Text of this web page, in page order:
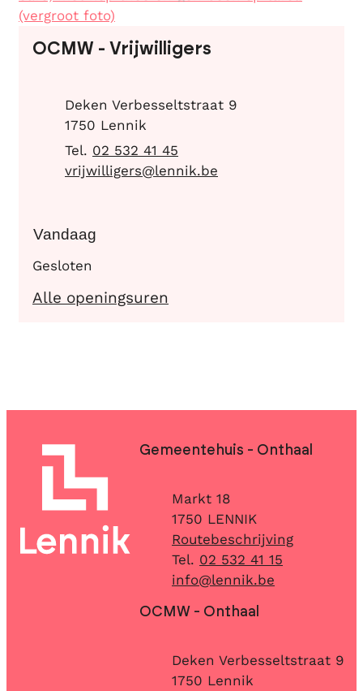
OCMW - Vrijwilligers
AdresDeken Verbesseltstraat 9
,1750 Lennik
02 532 41 45
E-mailvrijwilligers@lennik.be
Vandaag
Gesloten
Alle openingsuren
Contact & openingsuren
Gemeentehuis - Onthaal
AdresMarkt 18
,1750 LENNIK
Routebeschrijving
02 532 41 15
E-mailinfo@lennik.be
OCMW - Onthaal
AdresDeken Verbesseltstraat 9
,1750 Lennik